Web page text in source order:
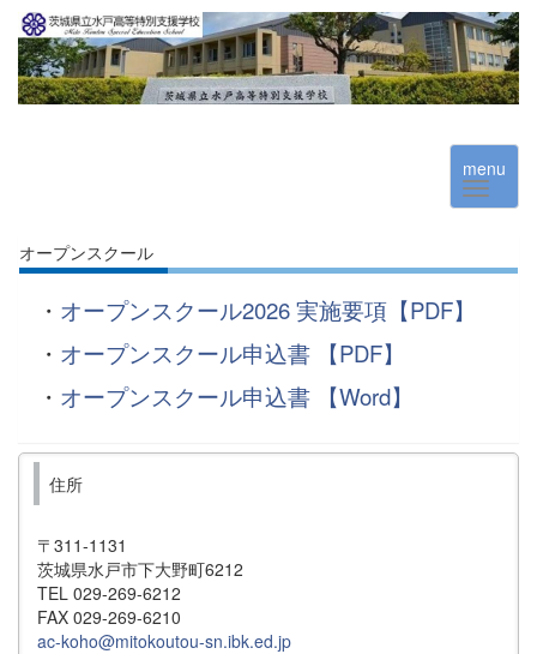
menu
オープンスクール
・ オープンスクール2026 実施要項【PDF】
・ オープンスクール申込書 【PDF】
・ オープンスクール申込書 【Word】
住所
〒311-1131
茨城県水戸市下大野町6212
TEL 029-269-6212
FAX 029-269-6210
ac-koho@mitokoutou-sn.ibk.ed.jp